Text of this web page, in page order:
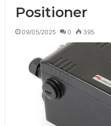
Positioner
09/05/2025 0 395